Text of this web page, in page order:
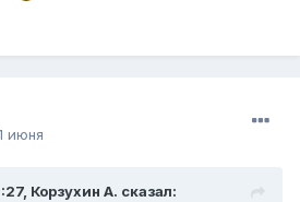
июня
Корзухин А. сказал: